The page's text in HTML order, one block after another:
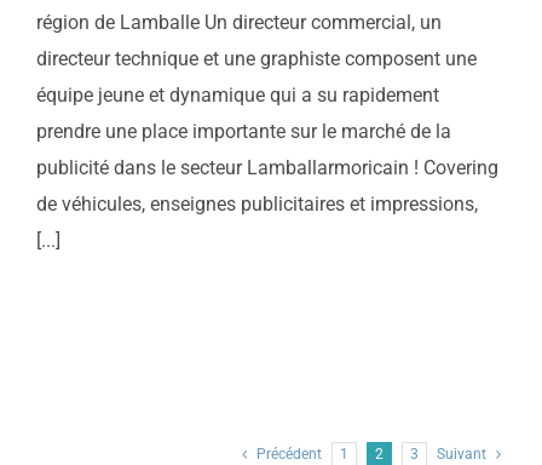
région de Lamballe Un directeur commercial, un
directeur technique et une graphiste composent une
équipe jeune et dynamique qui a su rapidement
prendre une place importante sur le marché de la
publicité dans le secteur Lamballarmoricain ! Covering
de véhicules, enseignes publicitaires et impressions,
[...]
Précédent 1 2 3 Suivant